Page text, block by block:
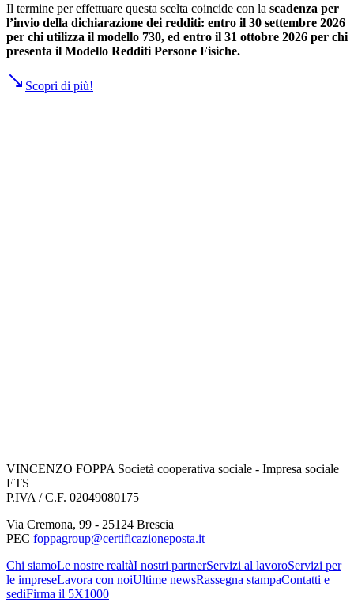
Il termine per effettuare questa scelta coincide con la scadenza per
l’invio della dichiarazione dei redditi: entro il 30 settembre 2026
per chi utilizza il modello 730, ed entro il 31 ottobre 2026 per chi
presenta il Modello Redditi Persone Fisiche.
Scopri di più!
VINCENZO FOPPA Società cooperativa sociale - Impresa sociale
ETS
P.IVA / C.F. 02049080175
Via Cremona, 99 - 25124 Brescia
PEC foppagroup@certificazioneposta.it
Chi siamoLe nostre realtàI nostri partnerServizi al lavoroServizi per
le impreseLavora con noiUltime newsRassegna stampaContatti e
sediFirma il 5X1000